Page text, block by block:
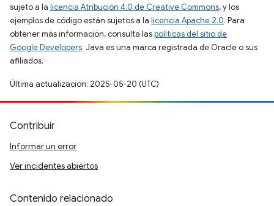
sujeto a la licencia Atribución 4.0 de Creative Commons, y los
ejemplos de código están sujetos a la licencia Apache 2.0. Para
obtener más información, consulta laspolíticas del sitio de
Google Developers. Java es una marca registrada de Oracle o sus
afiliados.
Última actualización: 2025-05-20 (UTC)
Contribuir
Informar un error
Ver incidentes abiertos
Contenido relacionado